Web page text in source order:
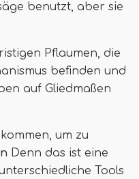
benutzt, aber sie
Pflaumen, die
befinden und
auf Gliedmaßen
um zu
Denn das ist eine
Tools